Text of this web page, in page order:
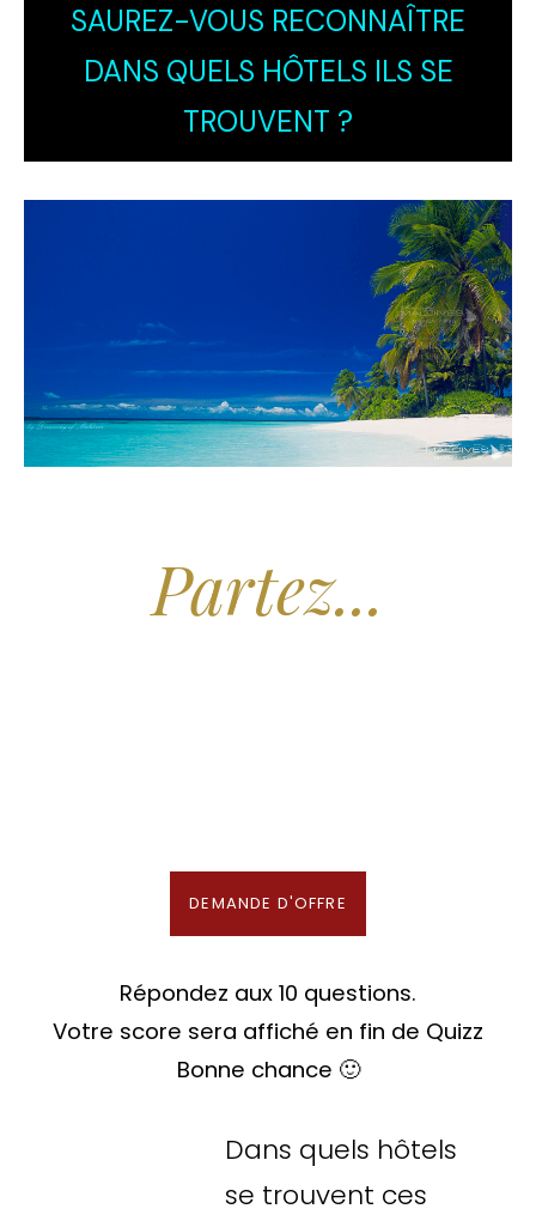
SAUREZ-VOUS RECONNAÎTRE
DANS QUELS HÔTELS ILS SE
TROUVENT ?
Partez...
DEMANDE D'OFFRE
Répondez aux 10 questions.
Votre score sera affiché en fin de Quizz
Bonne chance 🙂
Dans quels hôtels
se trouvent ces